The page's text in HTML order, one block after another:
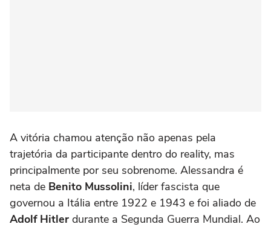
A vitória chamou atenção não apenas pela
trajetória da participante dentro do reality, mas
principalmente por seu sobrenome. Alessandra é
neta de Benito Mussolini, líder fascista que
governou a Itália entre 1922 e 1943 e foi aliado de
Adolf Hitler durante a Segunda Guerra Mundial. Ao